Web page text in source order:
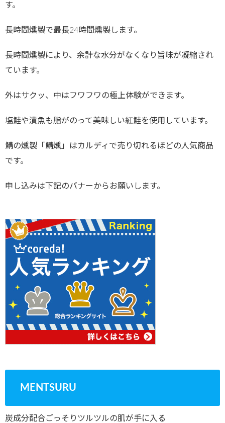
す。
長時間燻製で最長24時間燻製します。
長時間燻製により、余計な水分がなくなり旨味が凝縮され
ています。
外はサクッ、中はフワフワの極上体験ができます。
塩鮭や漬魚も脂がのって美味しい紅鮭を使用しています。
鯖の燻製「鯖燻」はカルディで売り切れるほどの人気商品
です。
申し込みは下記のバナーからお願いします。
MENTSURU
炭成分配合ごっそりツルツルの肌が手に入る